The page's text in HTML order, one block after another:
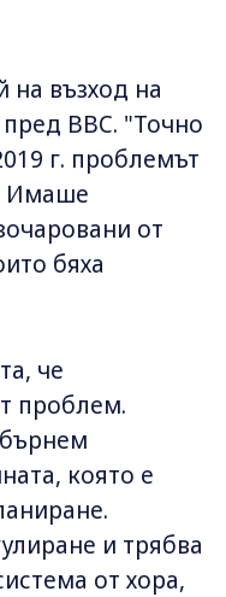
на възход на
BBC. "Точно
г. проблемът
Имаше
от
бяха
че
проблем.
която е
и трябва
от хора,